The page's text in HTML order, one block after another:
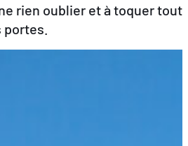
rien oublier et à toquer tout
portes.